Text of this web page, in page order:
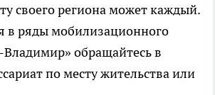
своего региона может каждый.
в ряды мобилизационного
обращайтесь в
по месту жительства или